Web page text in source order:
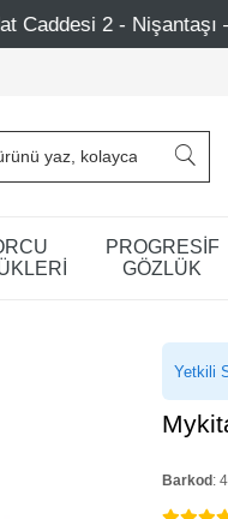
– Etiler –
PROGRESİF
GÖZLÜK
Yetkili
Barkod :